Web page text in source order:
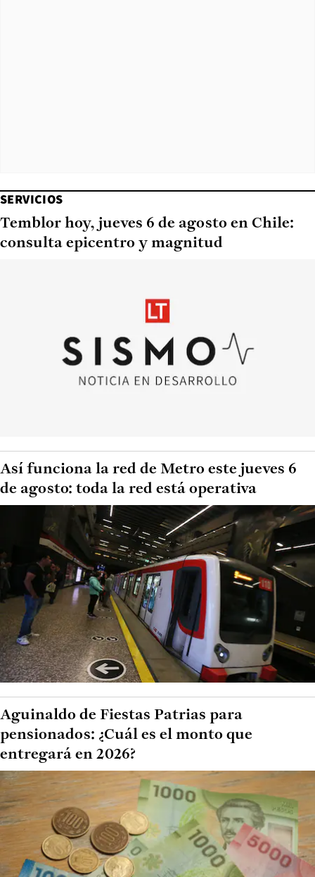
SERVICIOS
Temblor hoy, jueves 6 de agosto en Chile:
consulta epicentro y magnitud
Así funciona la red de Metro este jueves 6
de agosto: toda la red está operativa
Aguinaldo de Fiestas Patrias para
pensionados: ¿Cuál es el monto que
entregará en 2026?